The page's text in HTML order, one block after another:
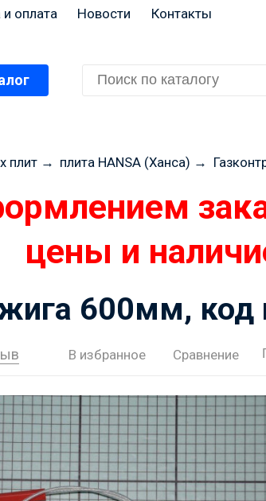
оплата Новости Контакты
плит→ плита HANSA (Ханса) →
цены и
600мм, код
В избранное Сравнение